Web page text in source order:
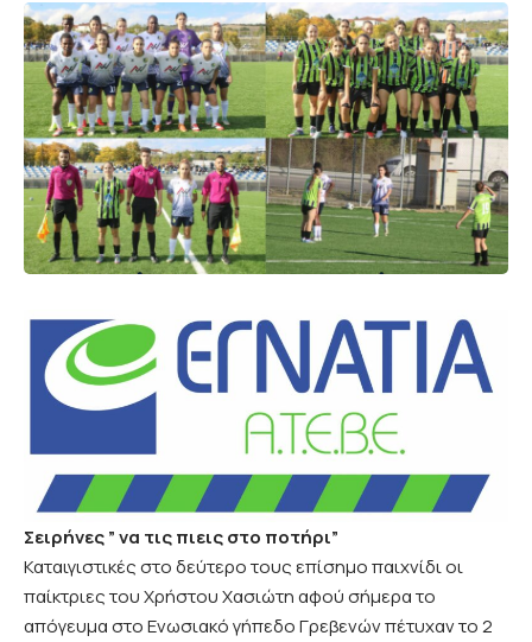
Σειρήνες ” να τις πιεις στο ποτήρι”
Καταιγιστικές στο δεύτερο τους επίσημο παιχνίδι οι
παίκτριες του Χρήστου Χασιώτη αφού σήμερα το
απόγευμα στο Ενωσιακό γήπεδο Γρεβενών πέτυχαν το 2